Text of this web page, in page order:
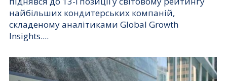
найбільших кондитерських компаній,
складеному аналітиками Global Growth
Insights....